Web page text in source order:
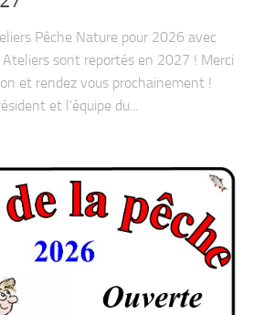
Pêche Nature pour 2026 avec
sont reportés en 2027 ! Merci
et rendez vous prochainement !
et l’équipe du...